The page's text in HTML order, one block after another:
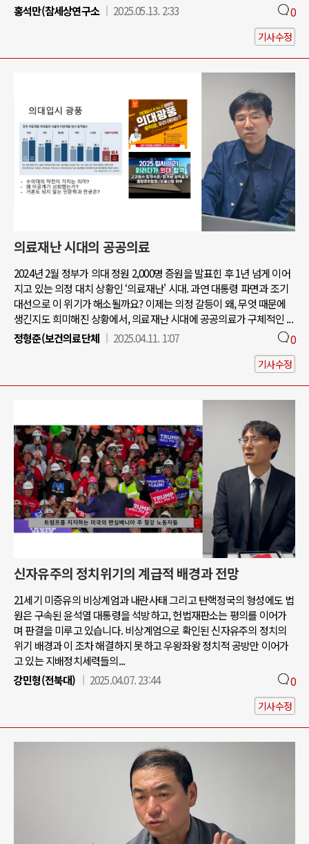
홍석만(참세상연구소
2025.05.13. 2:33 0
기사수정
의료재난 시대의 공공의료
2024년 2월 정부가 의대 정원 2,000명 증원을 발표힌 후 1년 넘게 이어
지고 있는 의정 대치 상황인 ‘의료재난' 시대. 과연 대통령 파면과 조기
대선으로 이 위기가 해소될까요? 이제는 의정 갈등이 왜, 무엇 때문에
생긴지도 희미해진 상황에서, 의료재난 시대에 공공의료가 구체적인 ...
정형준(보건의료단체
2025.04.11. 1:07 0
기사수정
신자유주의 정치위기의 계급적 배경과 전망
21세기 미증유의 비상계엄과 내란사태 그리고 탄핵정국의 형성에도 법
원은 구속된 윤석열 대통령을 석방하고, 헌법재판소는 평의를 이어가
며 판결을 미루고 있습니다. 비상계엄으로 확인된 신자유주의 정치의
위기 배경과 이 조차 해결하지 못하고 우왕좌왕 정치적 공방만 이어가
고 있는 지배정치세력들의...
강민형(전북대)
2025.04.07. 23:44 0
기사수정